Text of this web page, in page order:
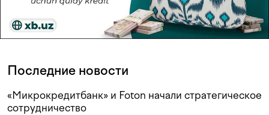
Последние новости
«Микрокредитбанк» и Foton начали стратегическое
сотрудничество